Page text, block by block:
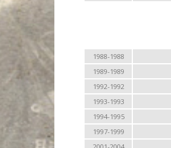
1988-1988
1989-1989
1992-1992
1993-1993
1994-1995
1997-1999